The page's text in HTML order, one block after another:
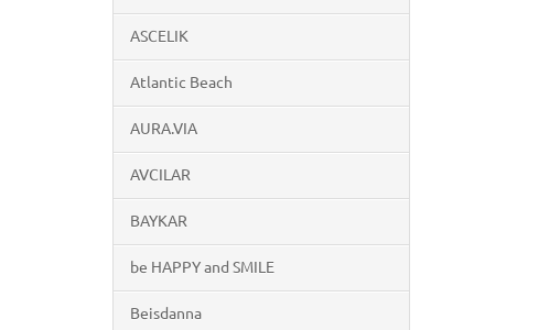
ASCELIK
Atlantic Beach
AURA.VIA
AVCILAR
BAYKAR
be HAPPY and SMILE
Beisdanna